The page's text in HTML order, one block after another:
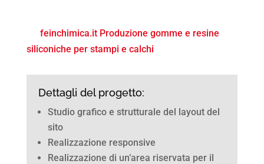
feinchimica.it Produzione gomme e resine
siliconiche per stampi e calchi
Dettagli del progetto:
Studio grafico e strutturale del layout del
sito
Realizzazione responsive
Realizzazione di un’area riservata per il